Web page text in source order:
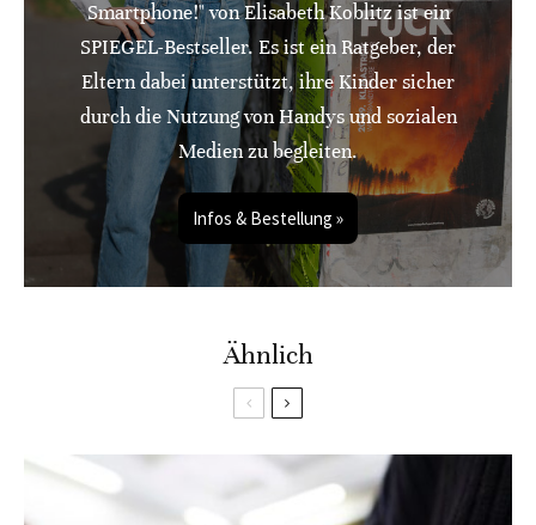
Smartphone!" von Elisabeth Koblitz ist ein
SPIEGEL-Bestseller. Es ist ein Ratgeber, der
Eltern dabei unterstützt, ihre Kinder sicher
durch die Nutzung von Handys und sozialen
Medien zu begleiten.
Infos & Bestellung »
Ähnlich